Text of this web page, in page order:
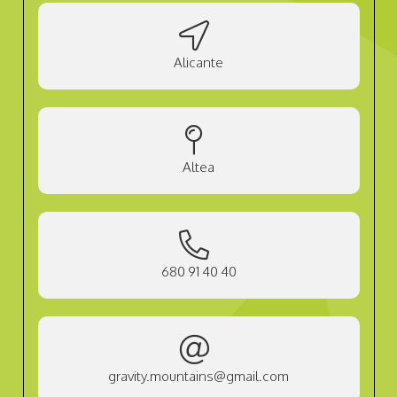
Alicante
Altea
680 91 40 40
gravity.mountains@gmail.com